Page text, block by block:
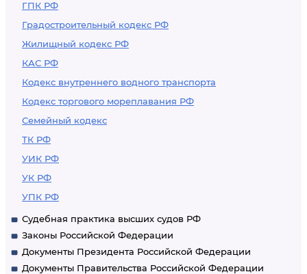
ГПК РФ
Градостроительный кодекс РФ
Жилищный кодекс РФ
КАС РФ
Кодекс внутреннего водного транспорта
Кодекс торгового мореплавания РФ
Семейный кодекс
ТК РФ
УИК РФ
УК РФ
УПК РФ
Судебная практика высших судов РФ
Законы Российской Федерации
Документы Президента Российской Федерации
Документы Правительства Российской Федерации